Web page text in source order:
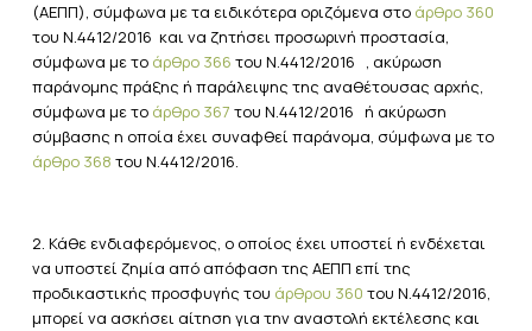
(ΑΕΠΠ), σύμφωνα με τα ειδικότερα οριζόμενα στο άρθρο 360
του Ν.4412/2016 και να ζητήσει προσωρινή προστασία,
σύμφωνα με το άρθρο 366 του Ν.4412/2016 , ακύρωση
παράνομης πράξης ή παράλειψης της αναθέτουσας αρχής,
σύμφωνα με το άρθρο 367 του Ν.4412/2016 ή ακύρωση
σύμβασης η οποία έχει συναφθεί παράνομα, σύμφωνα με το
άρθρο 368 του Ν.4412/2016.
2. Κάθε ενδιαφερόμενος, ο οποίος έχει υποστεί ή ενδέχεται
να υποστεί ζημία από απόφαση της ΑΕΠΠ επί της
προδικαστικής προσφυγής του άρθρου 360 του Ν.4412/2016,
μπορεί να ασκήσει αίτηση για την αναστολή εκτέλεσης και